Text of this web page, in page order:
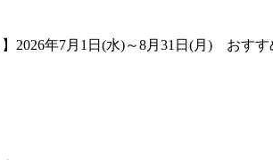
】2026年7月1日(水)～8月31日(月) おす